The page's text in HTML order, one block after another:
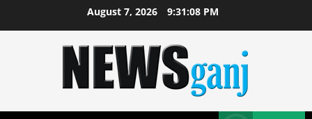
August 7, 2026 9:31:08 PM